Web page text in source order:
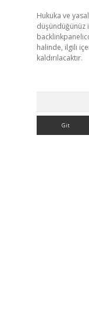
Hukuka ve
düşündüğünüz
halinde, ilgili
kaldırılacaktır.